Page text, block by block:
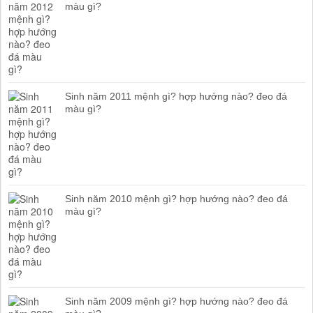
màu gì?
Sinh năm 2011 mệnh gì? hợp hướng nào? đeo đá
màu gì?
Sinh năm 2010 mệnh gì? hợp hướng nào? đeo đá
màu gì?
Sinh năm 2009 mệnh gì? hợp hướng nào? đeo đá